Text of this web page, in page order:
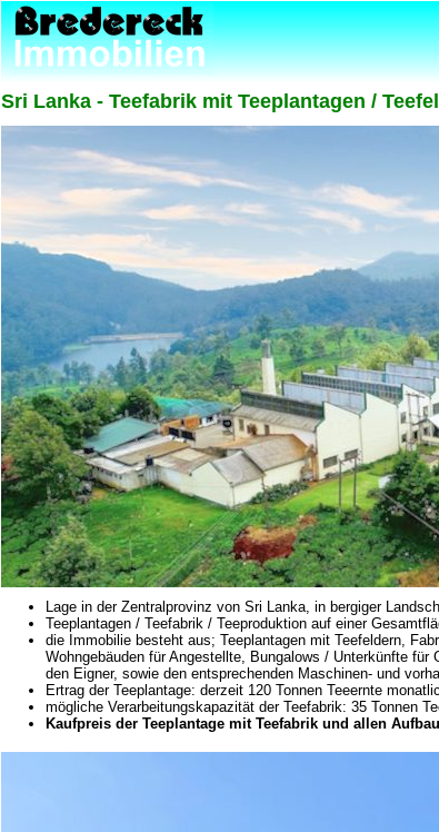
Sri Lanka - Teefabrik mit Teeplantagen /
Lage in der Zentralprovinz von Sri Lanka, in bergiger
Teeplantagen / Teefabrik / Teeproduktion auf einer
die Immobilie besteht aus; Teeplantagen mit Teefeldern,
Wohngebäuden für Angestellte, Bungalows / Unterkünfte
den Eigner, sowie den entsprechenden Maschinen- und
Ertrag der Teeplantage: derzeit 120 Tonnen Teeernte
mögliche Verarbeitungskapazität der Teefabrik: 35 Tonnen
Kaufpreis der Teeplantage mit Teefabrik und allen